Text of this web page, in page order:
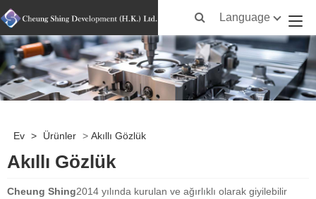
Language
Ev > Ürünler > Akıllı Gözlük
Akıllı Gözlük
Cheung Shing2014 yılında kurulan ve ağırlıklı olarak giyilebilir